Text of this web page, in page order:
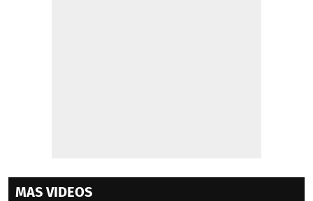
MAS VIDEOS